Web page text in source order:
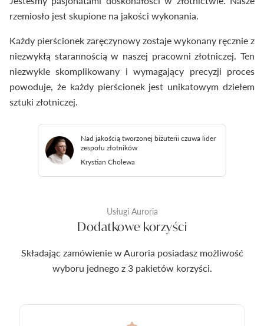
rzemiosło jest skupione na jakości wykonania.
Każdy pierścionek zaręczynowy zostaje wykonany ręcznie z
niezwykłą starannością w naszej pracowni złotniczej. Ten
niezwykle skomplikowany i wymagający precyzji proces
powoduje, że każdy pierścionek jest unikatowym dziełem
sztuki złotniczej.
Nad jakością tworzonej biżuterii czuwa lider
zespołu złotników
Krystian Cholewa
Usługi Auroria
Dodatkowe korzyści
Składając zamówienie w Auroria posiadasz możliwość
wyboru jednego z 3 pakietów korzyści.